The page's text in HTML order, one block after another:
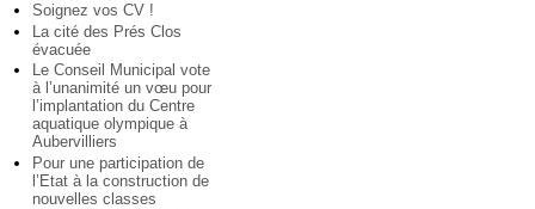
Soignez vos CV !
La cité des Prés Clos
évacuée
Le Conseil Municipal vote
à l’unanimité un vœu pour
l’implantation du Centre
aquatique olympique à
Aubervilliers
Pour une participation de
l’Etat à la construction de
nouvelles classes